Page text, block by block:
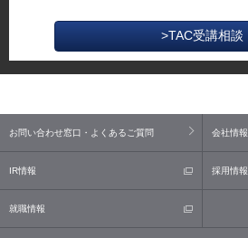
>TAC受講相談
お問い合わせ窓口・よくあるご質問 会社情報
IR情報 採用情報
就職情報